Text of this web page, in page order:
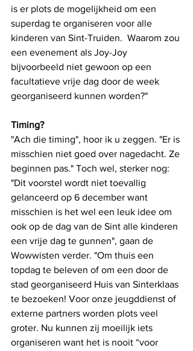
is er plots de mogelijkheid om een
superdag te organiseren voor alle
kinderen van Sint-Truiden.  Waarom zou
een evenement als Joy-Joy
bijvoorbeeld niet gewoon op een
facultatieve vrije dag door de week
georganiseerd kunnen worden?"
Timing?
"Ach die timing", hoor ik u zeggen. "Er is
misschien niet goed over nagedacht. Ze
beginnen pas." Toch wel, sterker nog:
"Dit voorstel wordt niet toevallig
gelanceerd op 6 december want
misschien is het wel een leuk idee om
ook op de dag van de Sint alle kinderen
een vrije dag te gunnen", gaan de
Wowwisten verder. "Om thuis een
topdag te beleven of om een door de
stad georganiseerd Huis van Sinterklaas
te bezoeken! Voor onze jeugddienst of
externe partners worden plots veel
groter. Nu kunnen zij moeilijk iets
organiseren want het is nooit “voor